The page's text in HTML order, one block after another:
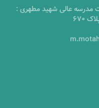
مدرسه عالی شهید مطهری :
670